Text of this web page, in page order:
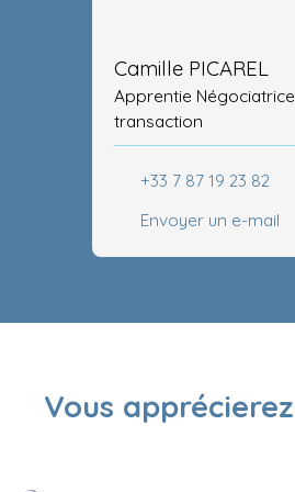
Camille PICAREL
Apprentie Négociatrice
transaction
+33 7 87 19 23 82
Envoyer un e-mail
Vous apprécierez